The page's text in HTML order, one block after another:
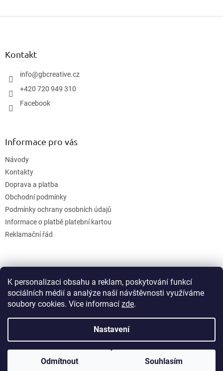
K personalizaci obsahu a reklam, poskytování funkcí
sociálních médií a analýze naší návštěvnosti využíváme
soubory cookies. Více informací zde.
Nastavení
Odmítnout Souhlasím
Z
Kontakt
info@gbcreative.cz
+420 720 949 310
Facebook
Informace pro vás
Návody
Kontakty
Doprava a platba
Obchodní podmínky
Podmínky ochrany osobních údajů
Informace o platbě platební kartou
Reklamační řád
. Všechna práva vyhrazena.